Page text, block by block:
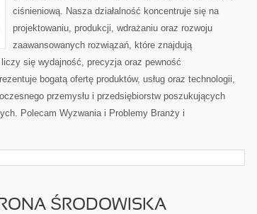
ciśnieniową. Nasza działalność koncentruje się na
projektowaniu, produkcji, wdrażaniu oraz rozwoju
zaawansowanych rozwiązań, które znajdują
się wydajność, precyzja oraz pewność
bogatą ofertę produktów, usług oraz technologii,
przemysłu i przedsiębiorstw poszukujących
Polecam Wyzwania i Problemy Branży i
ŚRODOWISKA